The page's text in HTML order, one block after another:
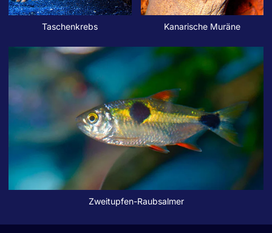
Taschenkrebs Kanarische Muräne
Zweitupfen-Raubsalmer